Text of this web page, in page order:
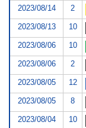
2023/08/14 2
2023/08/13 10
2023/08/06 10
2023/08/06 2
2023/08/05 12
2023/08/05 8
2023/08/04 10